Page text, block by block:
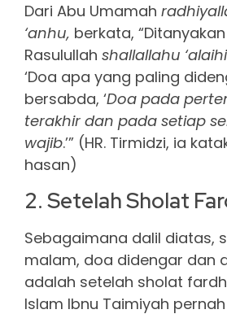
Dari Abu Umamah
‘anhu, berkata,
Rasulullah shallallahu
‘Doa apa yang paling
bersabda, ‘Doa pada
terakhir dan pada setiap
wajib.’” (HR. Tirmidzi, ia
hasan)
2. Setelah Sholat
Sebagaimana dalil diatas,
malam, doa didengar dan
adalah setelah sholat
Islam Ibnu Taimiyah